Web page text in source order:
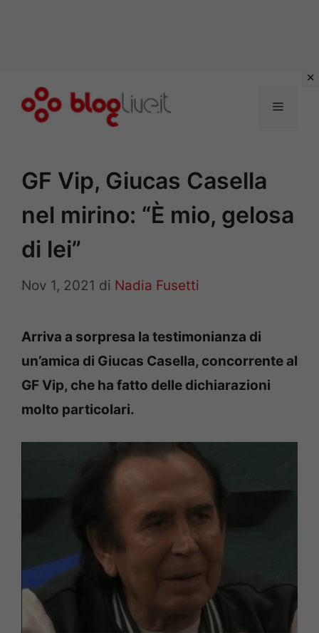
Menu
GF Vip, Giucas Casella
nel mirino: “È mio, gelosa
di lei”
Nov 1, 2021 di Nadia Fusetti
Arriva a sorpresa la testimonianza di
un’amica di Giucas Casella, concorrente al
GF Vip, che ha fatto delle dichiarazioni
molto particolari.